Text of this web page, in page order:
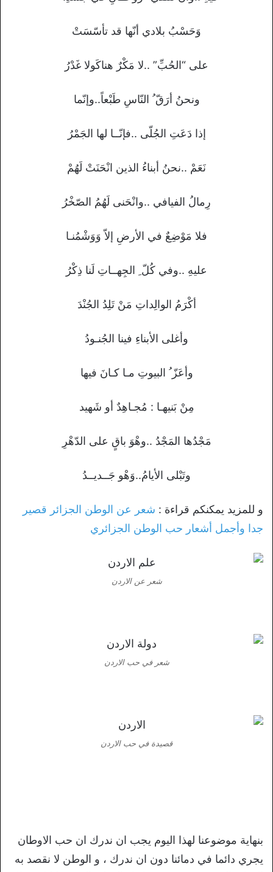
وَحَسْبُ بلادي أنّها قد تأسّسَتْ
على “الحُبِّ” ..لا مَكْرٌ هناكَولا غَدْرُ
ونحنُ أرَقّ ُ النّاسِ طَبْعاً..وإنّما
إذا دَعَتِ الجُلّى ..فإنّــا لها الجَمْرُ
نَعَمْ ..نحنُ أبناءُ الذين انْحَنَتْ لَهُمْ
رِمالُ الفيافي ..وانْحَنى لَهُمُ الصّخْرُ
فلا مَوْضِعٌ في الأرضِ إلاّ وَوَشْمُنـا
عليهِ ..وفي كُلّ ِ الجِهــاتِ لَنا ذِكْرُ
أكْرَمُ الوالِداتِ مَنْ تَلِدُ الجُنْدَ
وأغلى الأبناءِ فينا الجُنـودُ
وأعَزّ ُ البيوتِ مـا كـانَ فيها
مِنْ بَنيهـا : مُجـاهِدٌ أو شَهيد
مَجْدُها المَجْدُ ..وهْوَ باقٍ على الدّهْرِ
وتَبْلى الأيامُ..وَهْو جَــديــدُ
و للمزيد يمكنكم قراءة : شعر عن الوطن الجزائر قصير
جدا وأجمل أشعار حب الوطن الجزائري
شعر عن الاردن
شعر في حب الاردن
قصيدة في حب الاردن
بنهاية موضوعنا لهذا اليوم يجب ان ندرك ان حب الاوطان
يجري دائما في دمائنا دون ان ندرك ، و الوطن لا نقصد به